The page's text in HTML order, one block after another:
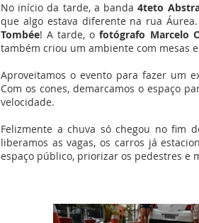
No início da tarde, a banda4teto
que algo estava diferente na rua
Tombée! A tarde, ofotógrafo Marcelo
também criou um ambiente com mesas
Aproveitamos o evento para fazer um
Com os cones, demarcamos o espaço
velocidade.
Felizmente a chuva só chegou no fim
liberamos as vagas, os carros já
espaço público, priorizar os pedestres e